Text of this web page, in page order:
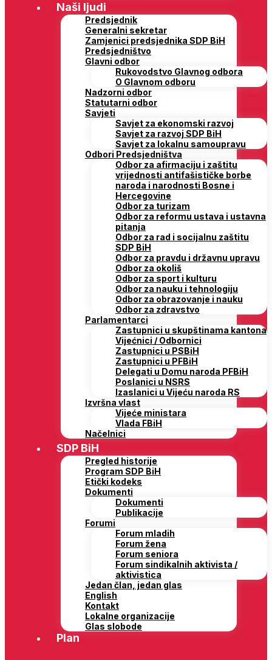
Naši ljudi
Predsjednik
Generalni sekretar
Zamjenici predsjednika SDP BiH
Predsjedništvo
Glavni odbor
Rukovodstvo Glavnog odbora
O Glavnom odboru
Nadzorni odbor
Statutarni odbor
Savjeti
Savjet za ekonomski razvoj
Savjet za razvoj SDP BiH
Savjet za lokalnu samoupravu
Odbori Predsjedništva
Odbor za afirmaciju i zaštitu
vrijednosti antifašističke borbe
naroda i narodnosti Bosne i
Hercegovine
Odbor za turizam
Odbor za reformu ustava i ustavna
pitanja
Odbor za rad i socijalnu zaštitu
SDP BiH
Odbor za pravdu i državnu upravu
Odbor za okoliš
Odbor za sport i kulturu
Odbor za nauku i tehnologiju
Odbor za obrazovanje i nauku
Odbor za zdravstvo
Parlamentarci
Zastupnici u skupštinama kantona
Vijećnici / Odbornici
Zastupnici u PSBiH
Zastupnici u PFBiH
Delegati u Domu naroda PFBiH
Poslanici u NSRS
Izaslanici u Vijeću naroda RS
Izvršna vlast
Vijeće ministara
Vlada FBiH
Načelnici
SDP BiH
Pregled historije
Program SDP BiH
Etički kodeks
Dokumenti
Dokumenti
Publikacije
Forumi
Forum mladih
Forum žena
Forum seniora
Forum sindikalnih aktivista /
aktivistica
Jedan član, jedan glas
English
Kontakt
Lokalne organizacije
Glas slobode
Plan